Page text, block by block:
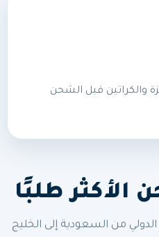
والكراتين قبل الشحن
طلبًا
من السعودية إلى الخليج